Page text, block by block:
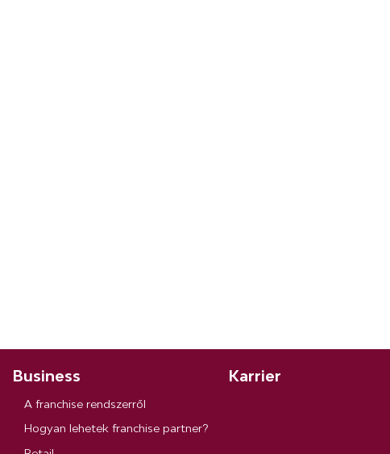
Business
A franchise rendszerről
Hogyan lehetek franchise partner?
Karrier